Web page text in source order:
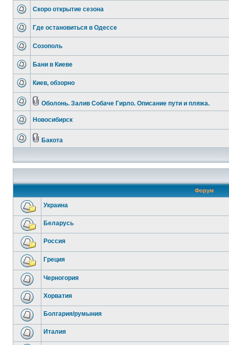
Скоро открытие сезона
Где остановиться в Одессе
Созополь
Бани в Киеве
Киев, обзорно
Оболонь. Залив Собаче Гирло. Описание пути и пляжа.
Новосибирск
Бакота
Форум
Украина
Беларусь
Россия
Греция
Черногория
Хорватия
Болгария/румыния
Италия